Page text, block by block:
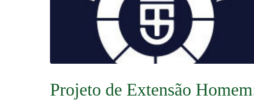
Projeto de Extensão